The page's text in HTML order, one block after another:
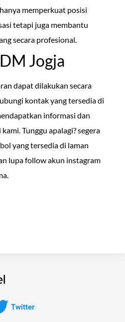
memperkuat posisi
tetapi juga membantu
secara profesional.
Jogja
dapat dilakukan secara
kontak yang tersedia di
informasi dan
Tunggu apalagi? segera
yang tersedia di laman
lupa follow akun instagram
Twitter